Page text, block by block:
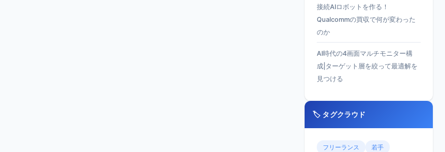
接続AIロボットを作る！
Qualcommの買収で何が変わった
のか
AI時代の4画面マルチモニター構
成|ターゲット層を絞って最適解を
見つける
🏷️ タグクラウド
フリーランス
若手